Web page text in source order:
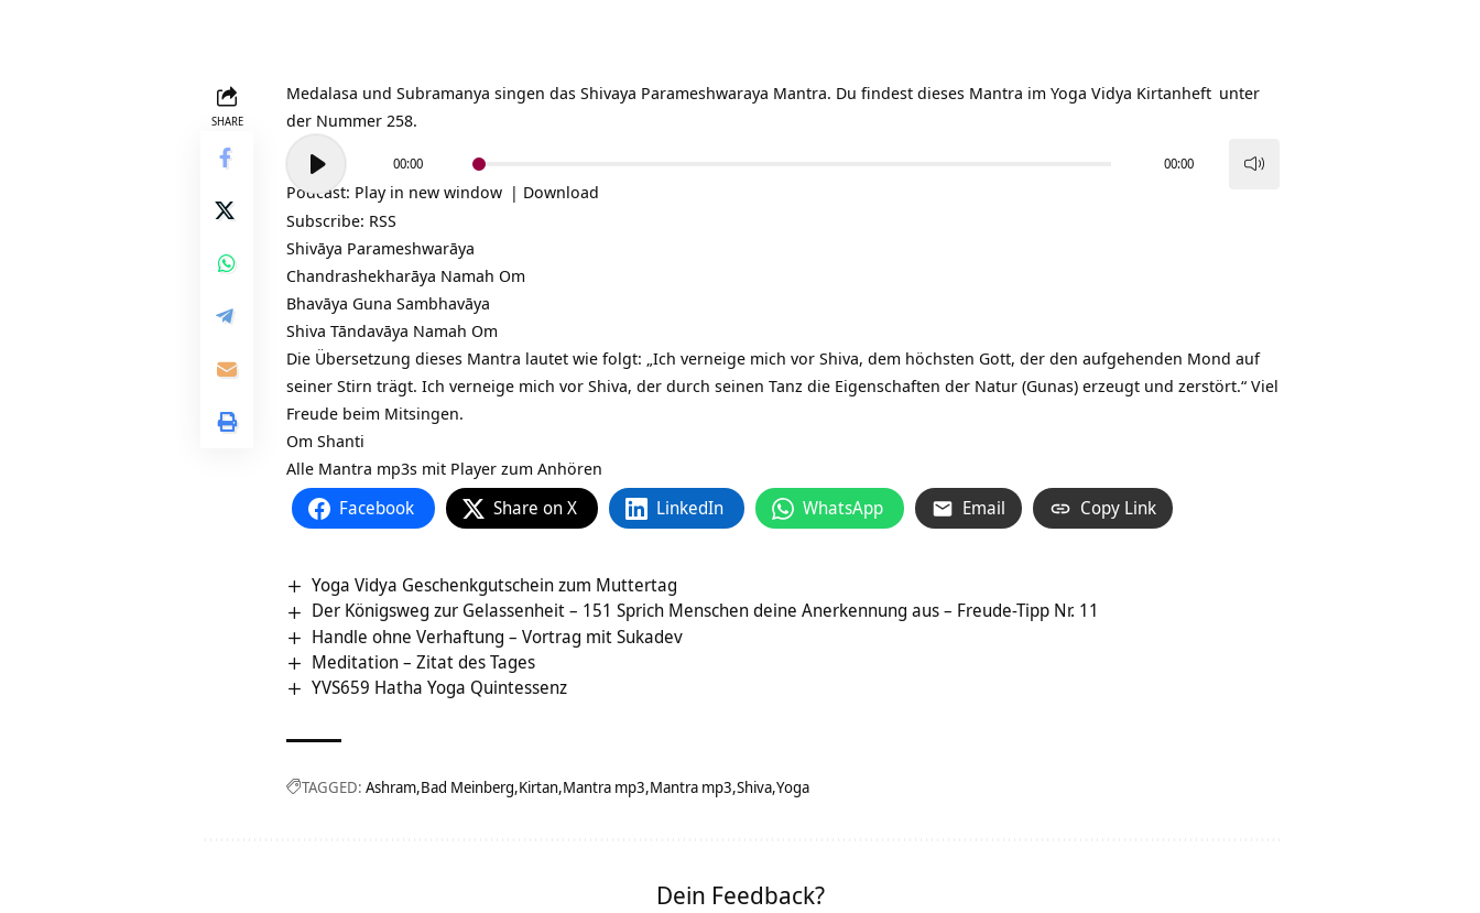
SHARE
Medalasa und Subramanya singen das Shivaya Parameshwaraya Mantra. Du findest dieses Mantra im Yoga Vidya Kirtanheft unter
der Nummer 258.
Audio-
Player
00:00 00:00
Podcast: Play in new window | Download
Subscribe: RSS
Shivāya Parameshwarāya
Chandrashekharāya Namah Om
Bhavāya Guna Sambhavāya
Shiva Tāndavāya Namah Om
Die Übersetzung dieses Mantra lautet wie folgt: „Ich verneige mich vor Shiva, dem höchsten Gott, der den aufgehenden Mond auf
seiner Stirn trägt. Ich verneige mich vor Shiva, der durch seinen Tanz die Eigenschaften der Natur (Gunas) erzeugt und zerstört.“ Viel
Freude beim Mitsingen.
Om Shanti
Alle Mantra mp3s mit Player zum Anhören
Facebook Share on X LinkedIn WhatsApp Email Copy Link
Yoga Vidya Geschenkgutschein zum Muttertag
Der Königsweg zur Gelassenheit – 151 Sprich Menschen deine Anerkennung aus – Freude-Tipp Nr. 11
Handle ohne Verhaftung – Vortrag mit Sukadev
Meditation – Zitat des Tages
YVS659 Hatha Yoga Quintessenz
TAGGED: Ashram Bad Meinberg Kirtan Mantra mp3 Mantra mp3 Shiva Yoga
Dein Feedback?